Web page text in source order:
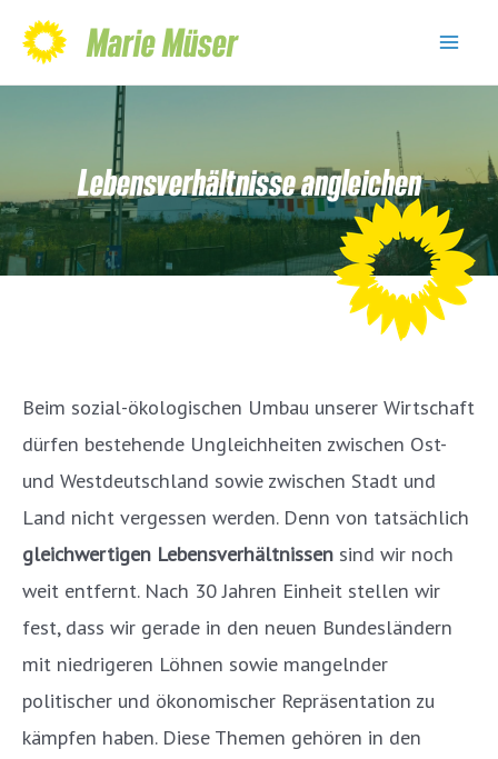
content
Marie Müser
Lebensverhältnisse angleichen
Beim sozial-ökologischen Umbau unserer Wirtschaft
dürfen bestehende Ungleichheiten zwischen Ost-
und Westdeutschland sowie zwischen Stadt und
Land nicht vergessen werden. Denn von tatsächlich
gleichwertigen Lebensverhältnissen sind wir noch
weit entfernt. Nach 30 Jahren Einheit stellen wir
fest, dass wir gerade in den neuen Bundesländern
mit niedrigeren Löhnen sowie mangelnder
politischer und ökonomischer Repräsentation zu
kämpfen haben. Diese Themen gehören in den